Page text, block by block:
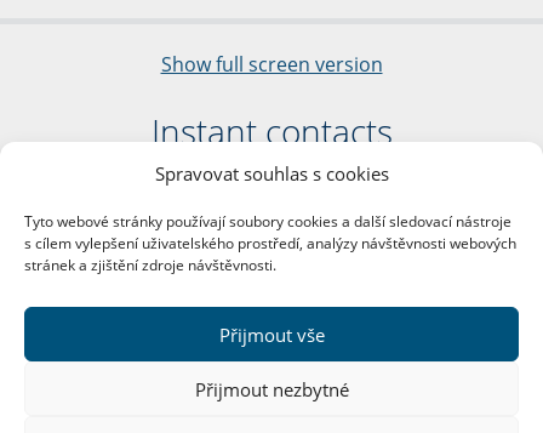
Spravovat souhlas s cookies
Tyto webové stránky používají soubory cookies a další sledovací nástroje
s cílem vylepšení uživatelského prostředí, analýzy návštěvnosti webových
stránek a zjištění zdroje návštěvnosti.
Přijmout vše
Přijmout nezbytné
Show full screen version
Instant contacts
Faculty of Arts
nám. Jana Palacha 1/2
116 38 Prague 1
VAT Number: CZ00216208
More contacts